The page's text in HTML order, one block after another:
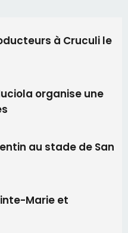
au stade de San
Marie et
du tournoi du
du
Exupery